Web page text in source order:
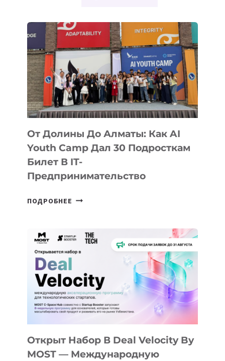
От Долины До Алматы: Как AI
Youth Camp Дал 30 Подросткам
Билет В IT-
Предпринимательство
ПОДРОБНЕЕ ОТ
АЛМАТЫ:
КАК
AI
YOUTH
CAMP
ДАЛ
30
ПОДРОСТКАМ
БИЛЕТ
В
Открыт Набор В Deal Velocity By
MOST — Международную